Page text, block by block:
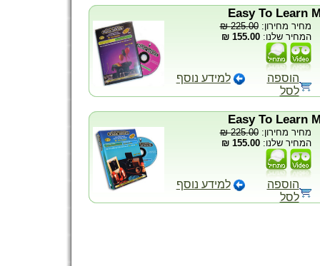
Easy To Learn
מחיר מחירון:225.00 ₪
המחיר שלנו:155.00 ₪
הוספה
לסל
למידע נוסף
Easy To Learn
מחיר מחירון:225.00 ₪
המחיר שלנו:155.00 ₪
הוספה
לסל
למידע נוסף